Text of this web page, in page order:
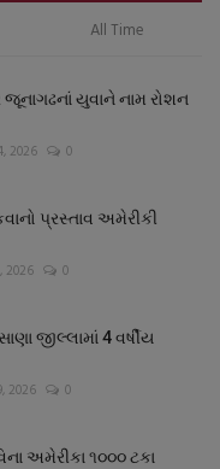
All Time
જૂનાગઢનાં યુવાને નામ રોશન
2026 0
પ્રસ્તાવ અમેરીકી
2026 0
જીલ્લામાં 4 વર્ષીય
2026 0
અમેરીકા ૧૦૦૦ ટકા